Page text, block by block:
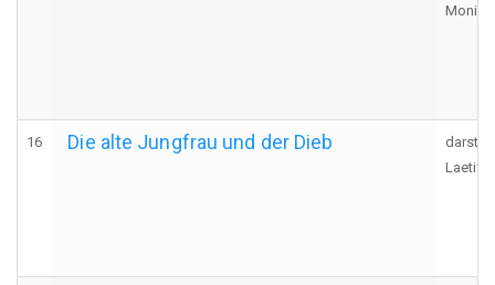
Monica
16 Die alte Jungfrau und der Dieb
Laetitia